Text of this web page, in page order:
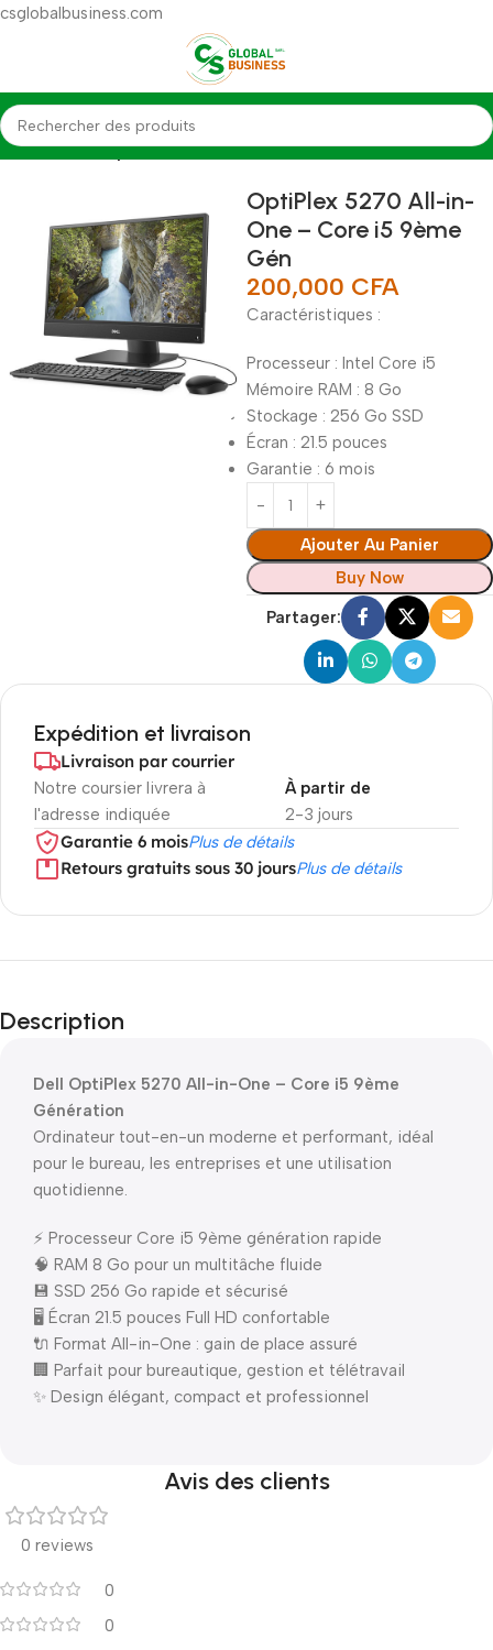
csglobalbusiness.com
Accueil Desktop
OptiPlex 5270 All-in-
One – Core i5 9ème
Gén
200,000 CFA
Caractéristiques :
Processeur : Intel Core i5
Mémoire RAM : 8 Go
Stockage : 256 Go SSD
Écran : 21.5 pouces
Garantie : 6 mois
Ajouter Au Panier
Buy Now
Partager:
Expédition et livraison
Livraison par courrier
Notre coursier livrera à
l'adresse indiquée
2-3 jours
À partir de
Garantie 6 moisPlus de détails
Retours gratuits sous 30 joursPlus de détails
Description
Dell OptiPlex 5270 All-in-One – Core i5 9ème
Génération
Ordinateur tout-en-un moderne et performant, idéal
pour le bureau, les entreprises et une utilisation
quotidienne.
⚡ Processeur Core i5 9ème génération rapide
🧠 RAM 8 Go pour un multitâche fluide
💾 SSD 256 Go rapide et sécurisé
🖥️ Écran 21.5 pouces Full HD confortable
🔌 Format All-in-One : gain de place assuré
🏢 Parfait pour bureautique, gestion et télétravail
✨ Design élégant, compact et professionnel
Avis des clients
0 reviews
0
0